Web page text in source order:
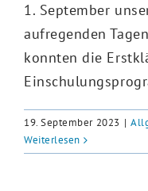
1. September
aufregenden
konnten die
19. September 2023 |
Weiterlesen